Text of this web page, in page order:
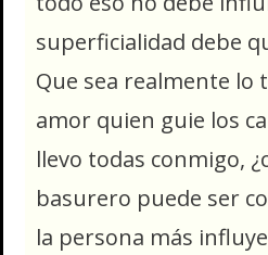
superficialidad debe
Que sea realmente lo
amor quien guie los
llevo todas conmigo,
basurero puede ser
la persona más